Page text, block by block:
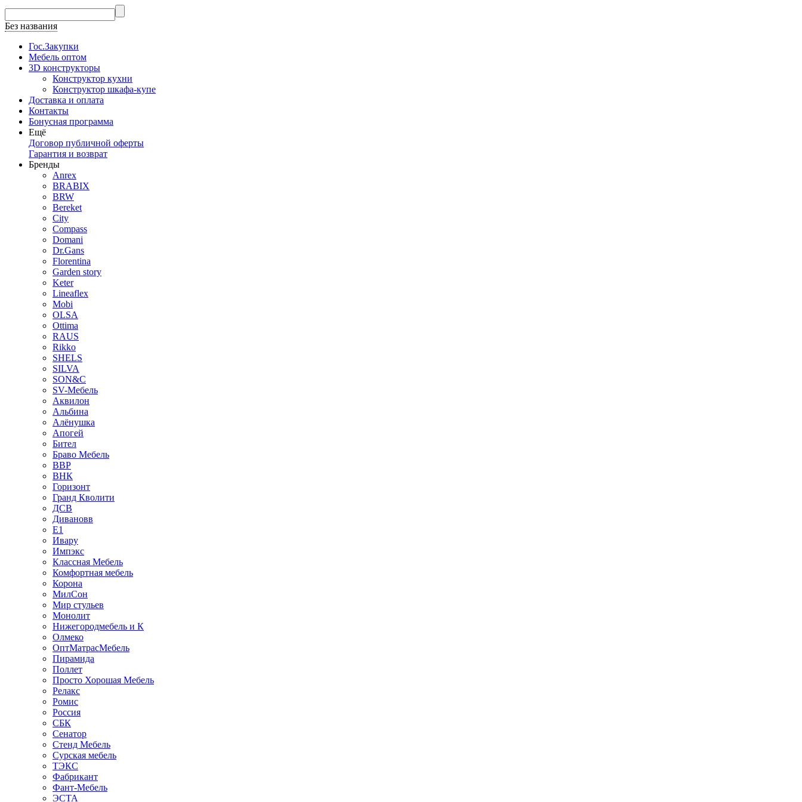
Без названия
Гос.Закупки
Мебель оптом
3D конструкторы
Конструктор кухни
Конструктор шкафа-купе
Доставка и оплата
Контакты
Бонусная программа
Ещё
Договор публичной оферты
Гарантия и возврат
Бренды
Anrex
BRABIX
BRW
Bereket
City
Compass
Domani
Dr.Gans
Florentina
Garden story
Keter
Lineaflex
Mobi
OLSA
Ottima
RAUS
Rikko
SHELS
SILVA
SON&C
SV-Мебель
Аквилон
Альбина
Алёнушка
Апогей
Бител
Браво Мебель
ВВР
ВНК
Горизонт
Гранд Кволити
ДСВ
Дивановв
Е1
Ивару
Импэкс
Классная Мебель
Комфортная мебель
Корона
МилСон
Мир стульев
Монолит
Нижегородмебель и К
Олмеко
ОптМатрасМебель
Пирамида
Поллет
Просто Хорошая Мебель
Релакс
Ромис
Россия
СБК
Сенатор
Стенд Мебель
Сурская мебель
ТЭКС
Фабрикант
Фант-Мебель
ЭСТА